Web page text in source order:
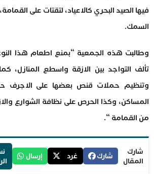
فيها الصيد البحري كالاعياد، لتقتات على
السمك.
وطالبت هذه الجمعية “بمنع اطعام هذا
تألف التواجد بين الازقة واسطع المنازل،
وتنظيم حملات قنص بعضها على الاجرف
المساكن، وكذا الحرص على نظافة الشوارع
من القمامة “.
شارك
المقال
شارك غرد إرسال